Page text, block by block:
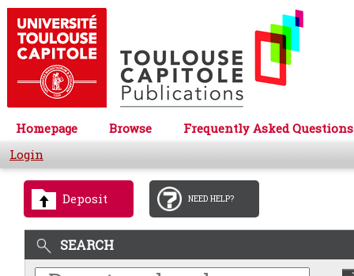
Homepage Browse
Frequently Asked Questions
Login
Deposit NEED HELP?
SEARCH